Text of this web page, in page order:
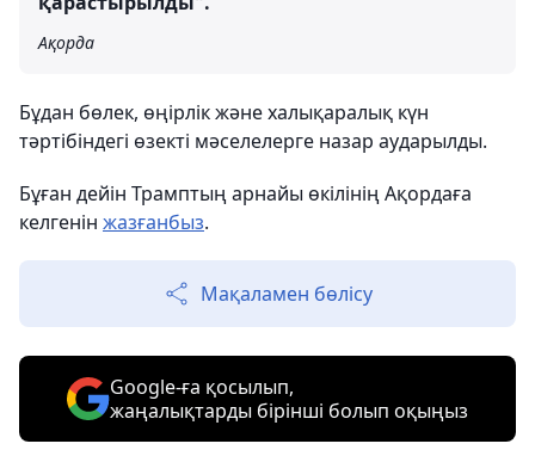
Ақорда
Бұдан бөлек, өңірлік және халықаралық күн
тәртібіндегі өзекті мәселелерге назар аударылды.
Бұған дейін Трамптың арнайы өкілінің Ақордаға
келгенін жазғанбыз.
Мақаламен бөлісу
Google-ға қосылып,
жаңалықтарды бірінші болып оқыңыз